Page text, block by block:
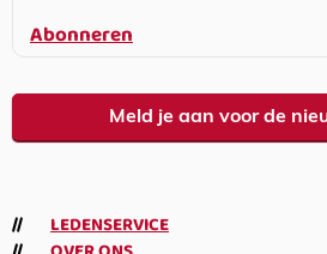
Abonneren
Meld je aan voor de
LEDENSERVICE